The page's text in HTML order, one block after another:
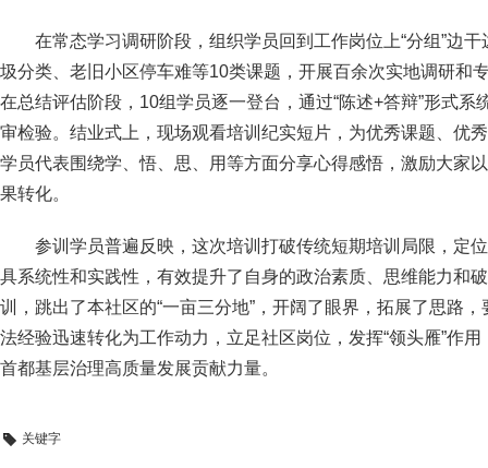
在常态学习调研阶段，组织学员回到工作岗位上“分组”边
圾分类、老旧小区停车难等10类课题，开展百余次实地调研和
在总结评估阶段，10组学员逐一登台，通过“陈述+答辩”形式
审检验。结业式上，现场观看培训纪实短片，为优秀课题、优
学员代表围绕学、悟、思、用等方面分享心得感悟，激励大家
果转化。
参训学员普遍反映，这次培训打破传统短期培训局限，定
具系统性和实践性，有效提升了自身的政治素质、思维能力和
训，跳出了本社区的“一亩三分地”，开阔了眼界，拓展了思路
法经验迅速转化为工作动力，立足社区岗位，发挥“领头雁”作
首都基层治理高质量发展贡献力量。
关键字